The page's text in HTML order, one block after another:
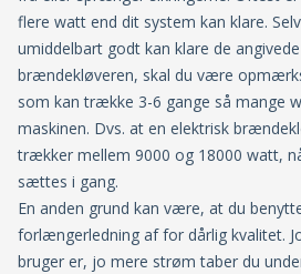
flere watt end dit system kan klare.
umiddelbart godt kan klare de
brændekløveren, skal du være
som kan trække 3-6 gange så mange
maskinen. Dvs. at en elektrisk
trækker mellem 9000 og 18000 watt,
sættes i gang.
En anden grund kan være, at du
forlængerledning af for dårlig kvalitet.
bruger er, jo mere strøm taber du